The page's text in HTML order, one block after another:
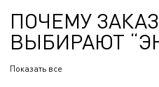
ПОЧЕМУ
ВЫБИРАЮТ
Показать все